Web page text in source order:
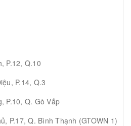
P.12, Q.10
P.14, Q.3
P.10, Q. Gò Vấp
P.17, Q. Bình Thạnh (GTOWN 1)